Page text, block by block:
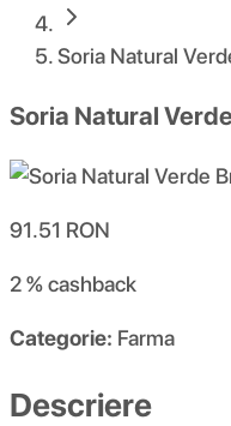
Soria Natural
Soria Natural
91.51 RON
2 %cashback
Categorie: Farma
Descriere